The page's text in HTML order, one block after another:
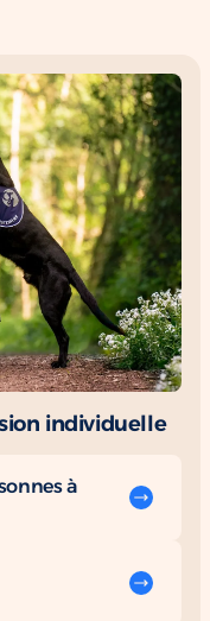
individuelle
à